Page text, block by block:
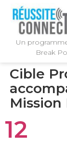
Un
Break
Cible
Mission
12